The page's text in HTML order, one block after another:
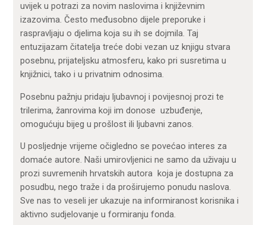
uvijek u potrazi za novim naslovima i književnim
izazovima. Često međusobno dijele preporuke i
raspravljaju o djelima koja su ih se dojmila. Taj
entuzijazam čitatelja treće dobi vezan uz knjigu stvara
posebnu, prijateljsku atmosferu, kako pri susretima u
knjižnici, tako i u privatnim odnosima.
Posebnu pažnju pridaju ljubavnoj i povijesnoj prozi te
trilerima, žanrovima koji im donose uzbuđenje,
omogućuju bijeg u prošlost ili ljubavni zanos.
U posljednje vrijeme očigledno se povećao interes za
domaće autore. Naši umirovljenici ne samo da uživaju u
prozi suvremenih hrvatskih autora koja je dostupna za
posudbu, nego traže i da proširujemo ponudu naslova.
Sve nas to veseli jer ukazuje na informiranost korisnika i
aktivno sudjelovanje u formiranju fonda.